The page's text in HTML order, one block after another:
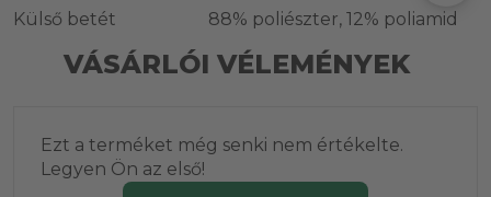
Külső betét 88% poliészter, 12% poliamid
VÁSÁRLÓI VÉLEMÉNYEK
Ezt a terméket még senki nem értékelte.
Legyen Ön az első!